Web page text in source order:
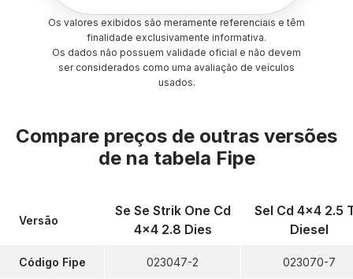
Os valores exibidos são meramente referenciais e têm
finalidade exclusivamente informativa.
Os dados não possuem validade oficial e não devem
ser considerados como uma avaliação de veículos
usados.
Compare preços de outras versões
de na tabela Fipe
Versão
Código Fipe
Se Se Strik One Cd
4x4 2.8 Dies
023047-2
Sel Cd 4x4 2.5
Diesel
023070-7